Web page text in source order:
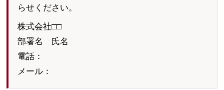
らせください。
株式会社□□
部署名 氏名
電話：
メール：